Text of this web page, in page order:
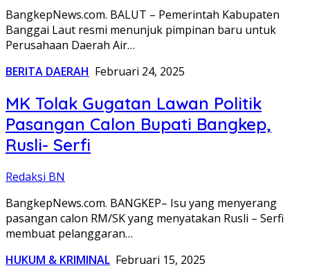
BangkepNews.com. BALUT – Pemerintah Kabupaten
Banggai Laut resmi menunjuk pimpinan baru untuk
Perusahaan Daerah Air…
BERITA DAERAH Februari 24, 2025
MK Tolak Gugatan Lawan Politik
Pasangan Calon Bupati Bangkep,
Rusli- Serfi
Redaksi BN
BangkepNews.com. BANGKEP– Isu yang menyerang
pasangan calon RM/SK yang menyatakan Rusli – Serfi
membuat pelanggaran…
HUKUM & KRIMINAL Februari 15, 2025